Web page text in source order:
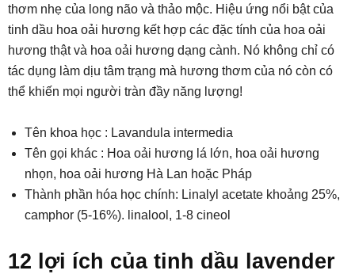
thơm nhẹ của long não và thảo mộc. Hiệu ứng nổi bật của
tinh dầu hoa oải hương kết hợp các đặc tính của hoa oải
hương thật và hoa oải hương dạng cành. Nó không chỉ có
tác dụng làm dịu tâm trạng mà hương thơm của nó còn có
thể khiến mọi người tràn đầy năng lượng!
Tên khoa học : Lavandula intermedia
Tên gọi khác : Hoa oải hương lá lớn, hoa oải hương
nhọn, hoa oải hương Hà Lan hoặc Pháp
Thành phần hóa học chính: Linalyl acetate khoảng 25%,
camphor (5-16%). linalool, 1-8 cineol
12 lợi ích của tinh dầu lavender